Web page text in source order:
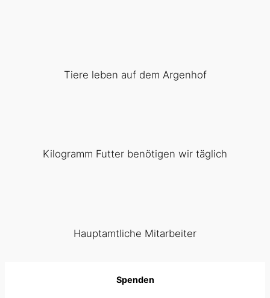
Tiere leben auf dem Argenhof
Kilogramm Futter benötigen wir täglich
Hauptamtliche Mitarbeiter
Spenden